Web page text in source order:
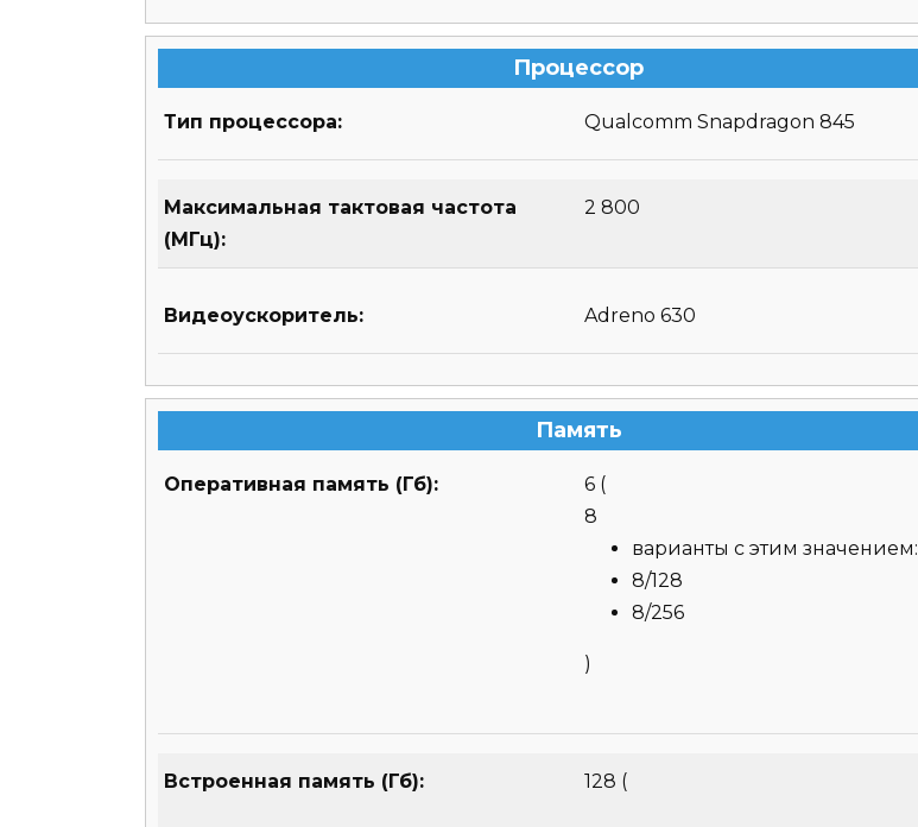
Процессор
Тип процессора: Qualcomm Snapdragon 845
Максимальная тактовая частота
(МГц):
2 800
Видеоускоритель: Adreno 630
Память
Оперативная память (Гб): 6 (
8
варианты с этим значением:
8/128
8/256
)
Встроенная память (Гб): 128 (